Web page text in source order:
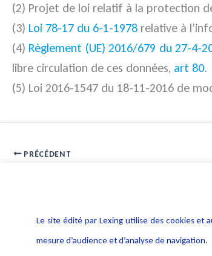
(2) Projet de loi relatif à la protection
(3) Loi 78-17 du 6-1-1978 relative à
(4) Règlement (UE) 2016/679 du 27-4-
libre circulation de ces données, art 80.
(5) Loi 2016-1547 du 18-11-2016 de
PRÉCÉDENT
Le site édité par Lexing utilise des cookies et
mesure d’audience et d’analyse de navigation.